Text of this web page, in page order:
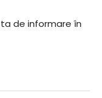
de informare în